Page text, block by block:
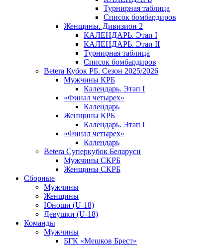
Турнирная таблица
Список бомбардиров
Женщины. Дивизион 2
КАЛЕНДАРЬ. Этап I
КАЛЕНДАРЬ. Этап II
Турнирная таблица
Список бомбардиров
Betera Кубок РБ. Сезон 2025/2026
Мужчины КРБ
Календарь. Этап I
«Финал четырех»
Календарь
Женщины КРБ
Календарь. Этап I
«Финал четырех»
Календарь
Betera Суперкубок Беларуси
Мужчины СКРБ
Женщины СКРБ
Сборные
Мужчины
Женщины
Юноши (U-18)
Девушки (U-18)
Команды
Мужчины
БГК «Мешков Брест»